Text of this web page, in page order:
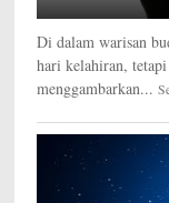
Di dalam warisan
hari kelahiran,
menggambarkan...